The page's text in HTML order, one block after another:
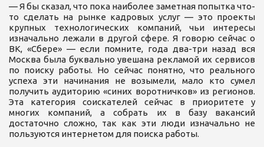
— Я бы сказал, что пока наиболее заметная попытка что-
то сделать на рынке кадровых услуг — это проекты
крупных технологических компаний, чьи интересы
изначально лежали в другой сфере. Я говорю сейчас о
ВК, «Сбере» — если помните, года два-три назад вся
Москва была буквально увешана рекламой их сервисов
по поиску работы. Но сейчас понятно, что реального
успеха эти начинания не возымели, мало кто сумел
получить аудиторию «синих воротничков» из регионов.
Эта категория соискателей сейчас в приоритете у
многих компаний, а собрать их в базу вакансий
достаточно сложно, так как эти люди изначально не
пользуются интернетом для поиска работы.